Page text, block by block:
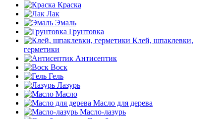
Краска
Лак
Эмаль
Грунтовка
Клей, шпаклевки,
герметики
Антисептик
Воск
Гель
Лазурь
Масло
Масло для дерева
Масло-лазурь